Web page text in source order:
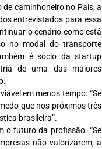
caminhoneiro no País, a
entrevistados para essa
o cenário como está
no modal do transporte
é sócio da startup
de uma das maiores
em menos tempo. “Se
que nos próximos três
brasileira”.
o futuro da profissão. “Se
não valorizarem, a